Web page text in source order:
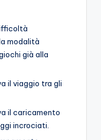
modalità
già alla
il viaggio tra gli
il caricamento
incrociati.